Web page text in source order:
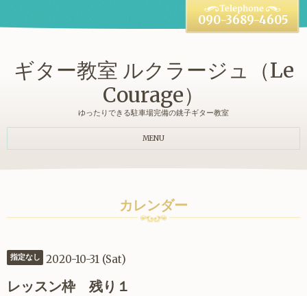
ギター教室 ルクラージュ（Le
Courage）
ゆったりできる駐車場完備の銚子ギター教室
090-3689-4605
MENU
カレンダー
指定なし 2020-10-31 (Sat)
レッスン枠 残り１